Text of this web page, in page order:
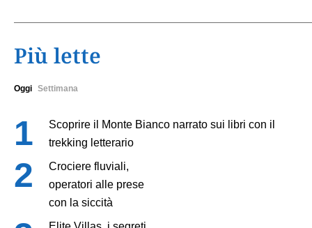
Più lette
Oggi Settimana
Scoprire il Monte Bianco narrato sui libri con il
trekking letterario
Crociere fluviali,
operatori alle prese
con la siccità